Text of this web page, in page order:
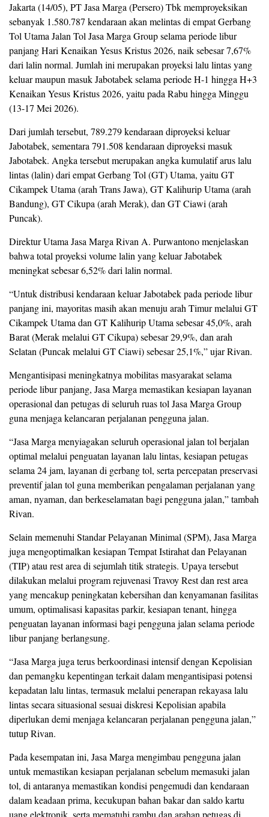
Jakarta (14/05), PT Jasa Marga (Persero) Tbk memproyeksikan
sebanyak 1.580.787 kendaraan akan melintas di empat Gerbang
Tol Utama Jalan Tol Jasa Marga Group selama periode libur
panjang Hari Kenaikan Yesus Kristus 2026, naik sebesar 7,67%
dari lalin normal. Jumlah ini merupakan proyeksi lalu lintas yang
keluar maupun masuk Jabotabek selama periode H-1 hingga H+3
Kenaikan Yesus Kristus 2026, yaitu pada Rabu hingga Minggu
(13-17 Mei 2026).
Dari jumlah tersebut, 789.279 kendaraan diproyeksi keluar
Jabotabek, sementara 791.508 kendaraan diproyeksi masuk
Jabotabek. Angka tersebut merupakan angka kumulatif arus lalu
lintas (lalin) dari empat Gerbang Tol (GT) Utama, yaitu GT
Cikampek Utama (arah Trans Jawa), GT Kalihurip Utama (arah
Bandung), GT Cikupa (arah Merak), dan GT Ciawi (arah
Puncak).
Direktur Utama Jasa Marga Rivan A. Purwantono menjelaskan
bahwa total proyeksi volume lalin yang keluar Jabotabek
meningkat sebesar 6,52% dari lalin normal.
“Untuk distribusi kendaraan keluar Jabotabek pada periode libur
panjang ini, mayoritas masih akan menuju arah Timur melalui GT
Cikampek Utama dan GT Kalihurip Utama sebesar 45,0%, arah
Barat (Merak melalui GT Cikupa) sebesar 29,9%, dan arah
Selatan (Puncak melalui GT Ciawi) sebesar 25,1%,” ujar Rivan.
Mengantisipasi meningkatnya mobilitas masyarakat selama
periode libur panjang, Jasa Marga memastikan kesiapan layanan
operasional dan petugas di seluruh ruas tol Jasa Marga Group
guna menjaga kelancaran perjalanan pengguna jalan.
“Jasa Marga menyiagakan seluruh operasional jalan tol berjalan
optimal melalui penguatan layanan lalu lintas, kesiapan petugas
selama 24 jam, layanan di gerbang tol, serta percepatan preservasi
preventif jalan tol guna memberikan pengalaman perjalanan yang
aman, nyaman, dan berkeselamatan bagi pengguna jalan,” tambah
Rivan.
Selain memenuhi Standar Pelayanan Minimal (SPM), Jasa Marga
juga mengoptimalkan kesiapan Tempat Istirahat dan Pelayanan
(TIP) atau rest area di sejumlah titik strategis. Upaya tersebut
dilakukan melalui program rejuvenasi Travoy Rest dan rest area
yang mencakup peningkatan kebersihan dan kenyamanan fasilitas
umum, optimalisasi kapasitas parkir, kesiapan tenant, hingga
penguatan layanan informasi bagi pengguna jalan selama periode
libur panjang berlangsung.
“Jasa Marga juga terus berkoordinasi intensif dengan Kepolisian
dan pemangku kepentingan terkait dalam mengantisipasi potensi
kepadatan lalu lintas, termasuk melalui penerapan rekayasa lalu
lintas secara situasional sesuai diskresi Kepolisian apabila
diperlukan demi menjaga kelancaran perjalanan pengguna jalan,”
tutup Rivan.
Pada kesempatan ini, Jasa Marga mengimbau pengguna jalan
untuk memastikan kesiapan perjalanan sebelum memasuki jalan
tol, di antaranya memastikan kondisi pengemudi dan kendaraan
dalam keadaan prima, kecukupan bahan bakar dan saldo kartu